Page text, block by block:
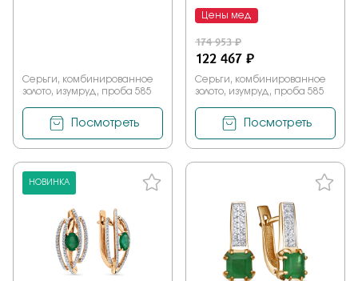
Серьги, комбинированное
золото, изумруд, проба 585
Посмотреть
Цены мед
174 953 ₽
122 467 ₽
Серьги, комбинированное
золото, изумруд, проба 585
Посмотреть
НОВИНКА